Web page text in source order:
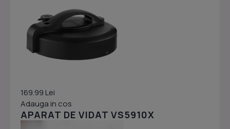
169.99 Lei
Adauga in cos
APARAT DE VIDAT VS5910X